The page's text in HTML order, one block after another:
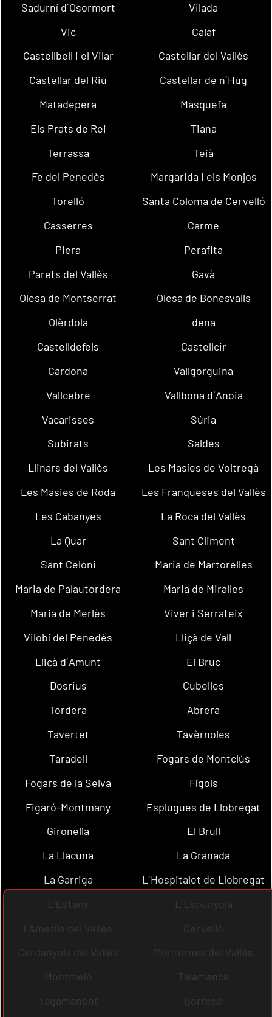
Sadurní d´Osormort
Vilada
Vic
Calaf
Castellbell i el Vilar
Castellar del Vallès
Castellar del Riu
Castellar de n´Hug
Matadepera
Masquefa
Els Prats de Rei
Tiana
Terrassa
Teià
Fe del Penedès
Margarida i els Monjos
Torelló
Santa Coloma de Cervelló
Casserres
Carme
Piera
Perafita
Parets del Vallès
Gavà
Olesa de Montserrat
Olesa de Bonesvalls
Olèrdola
dena
Castelldefels
Castellcir
Cardona
Vallgorguina
Vallcebre
Vallbona d´Anoia
Vacarisses
Súria
Subirats
Saldes
Llinars del Vallès
Les Masíes de Voltregà
Les Masies de Roda
Les Franqueses del Vallès
Les Cabanyes
La Roca del Vallès
La Quar
Sant Climent
Sant Celoni
Maria de Martorelles
Maria de Palautordera
Maria de Miralles
Maria de Merlès
Viver i Serrateix
Vilobí del Penedès
Lliçà de Vall
Lliçà d´Amunt
El Bruc
Dosrius
Cubelles
Tordera
Abrera
Tavertet
Tavèrnoles
Taradell
Fogars de Montclús
Fogars de la Selva
Fígols
Figaró-Montmany
Esplugues de Llobregat
Gironella
El Brull
La Llacuna
La Granada
La Garriga
L´Hospitalet de Llobregat
L´Estany
L´Espunyola
l´Ametlla del Vallès
Cervelló
Cerdanyola del Vallès
Montornès del Vallès
Montmeló
Talamanca
Tagamanent
Borredà